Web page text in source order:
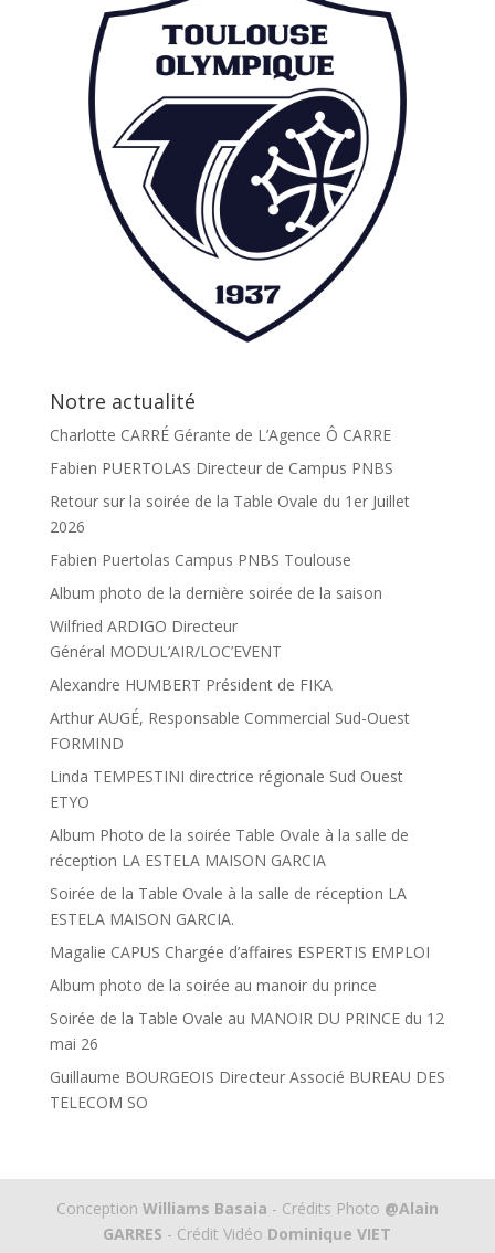
Notre actualité
Charlotte CARRÉ Gérante de L’Agence Ô CARRE
Fabien PUERTOLAS Directeur de Campus PNBS
Retour sur la soirée de la Table Ovale du 1er Juillet
2026
Fabien Puertolas Campus PNBS Toulouse
Album photo de la dernière soirée de la saison
Wilfried ARDIGO Directeur
Général MODUL’AIR/LOC’EVENT
Alexandre HUMBERT Président de FIKA
Arthur AUGÉ, Responsable Commercial Sud-Ouest
FORMIND
Linda TEMPESTINI directrice régionale Sud Ouest
ETYO
Album Photo de la soirée Table Ovale à la salle de
réception LA ESTELA MAISON GARCIA
Soirée de la Table Ovale à la salle de réception LA
ESTELA MAISON GARCIA.
Magalie CAPUS Chargée d’affaires ESPERTIS EMPLOI
Album photo de la soirée au manoir du prince
Soirée de la Table Ovale au MANOIR DU PRINCE du 12
mai 26
Guillaume BOURGEOIS Directeur Associé BUREAU DES
TELECOM SO
Conception Williams Basaia - Crédits Photo @Alain
GARRES - Crédit Vidéo Dominique VIET